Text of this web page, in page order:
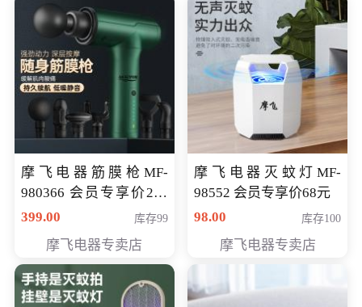
摩飞电器筋膜枪MF-
980366 会员专享价299
元
399.00 库存99
摩飞电器专卖店
摩飞电器灭蚊灯MF-
98552 会员专享价68元
98.00
库存100
摩飞电器专卖店